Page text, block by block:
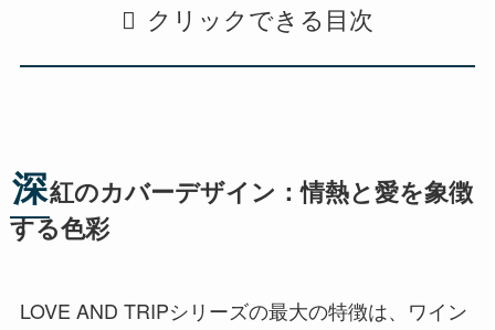
クリックできる目次
深紅のカバーデザイン：情熱と愛を象徴
する色彩
LOVE AND TRIPシリーズの最大の特徴は、ワイン